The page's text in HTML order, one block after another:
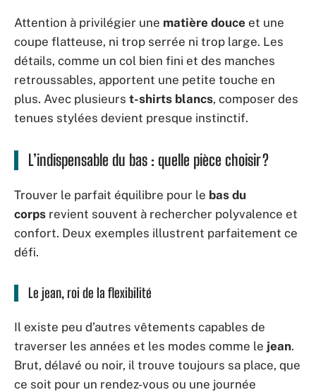
Attention à privilégier une matière douce et une
coupe flatteuse, ni trop serrée ni trop large. Les
détails, comme un col bien fini et des manches
retroussables, apportent une petite touche en
plus. Avec plusieurs t-shirts blancs, composer des
tenues stylées devient presque instinctif.
L’indispensable du bas : quelle pièce choisir ?
Trouver le parfait équilibre pour le bas du
corps revient souvent à rechercher polyvalence et
confort. Deux exemples illustrent parfaitement ce
défi.
Le jean, roi de la flexibilité
Il existe peu d’autres vêtements capables de
traverser les années et les modes comme le jean.
Brut, délavé ou noir, il trouve toujours sa place, que
ce soit pour un rendez-vous ou une journée